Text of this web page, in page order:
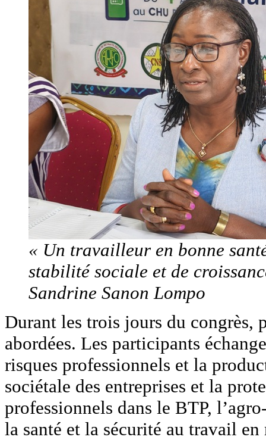
« Un travailleur en bonne
stabilité sociale et de
Sandrine Sanon Lompo
Durant les trois jours du congrès,
abordées. Les participants
risques professionnels et la
sociétale des entreprises et la
professionnels dans le BTP,
la santé et la sécurité au travail